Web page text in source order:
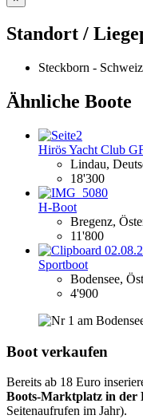
Standort /
Steckborn - Schweiz
Ähnliche Boote
Hirös Yacht Club
Lindau,
18'300
H-Boot
Bregenz,
11'800
Sportboot
Bodensee,
4'900
Boot verkaufen
Bereits ab 18 Euro
Boots-Marktplatz in der
Seitenaufrufen im Jahr).